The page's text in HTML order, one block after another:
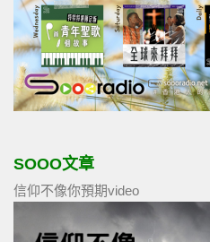
SOOO文章
信仰不像你預期video